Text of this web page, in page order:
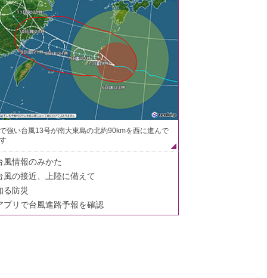
強い台風13号が南大東島の北約90kmを西に進んで
風情報のみかた
風の接近、上陸に備えて
る防災
プリで台風進路予報を確認